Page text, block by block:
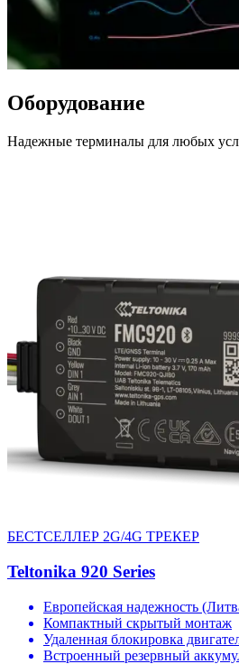
Оборудование
Надежные терминалы для любых
БЕСТСЕЛЛЕР 2G/4G ТРЕКЕР
Teltonika 920 Series
Европейская надежность
Компактный скрытый монтаж
Удаленная блокировка
Встроенный резервный